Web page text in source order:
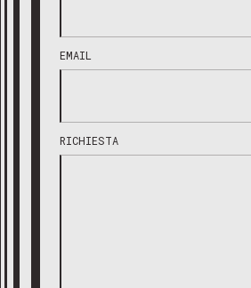
EMAIL
RICHIESTA